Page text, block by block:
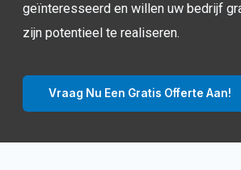
geïnteresseerd en willen uw bedrijf
zijn potentieel te realiseren.
Vraag Nu Een Gratis Offerte Aan!